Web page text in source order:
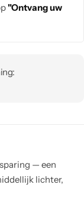
"Ontvang uw
— een
lichter,